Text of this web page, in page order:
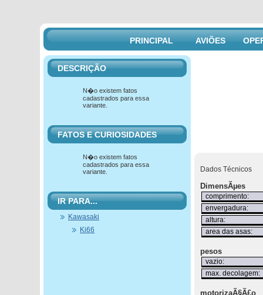
PRINCIPAL AVIÕES
Dados Técnicos
DimensÃµes
comprimento:
envergadura:
altura:
area das asas:
pesos
vazio:
max. decolagem:
motorizaÃ§Ã£o
DESCRIÇÃO
N�o existem fatos
cadastrados para essa
variante.
FATOS E CURIOSIDADES
N�o existem fatos
cadastrados para essa
variante.
IR PARA...
Kawasaki
Ki66